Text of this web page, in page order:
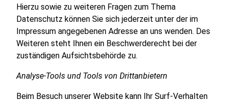
Hierzu sowie zu weiteren Fragen zum Thema
Datenschutz können Sie sich jederzeit unter der im
Impressum angegebenen Adresse an uns wenden. Des
Weiteren steht Ihnen ein Beschwerderecht bei der
zuständigen Aufsichtsbehörde zu.
Analyse-Tools und Tools von Drittanbietern
Beim Besuch unserer Website kann Ihr Surf-Verhalten